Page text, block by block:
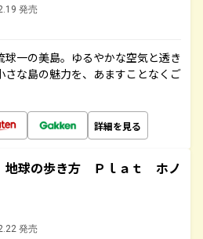
発売
一の美島。ゆるやかな空気と透き
さな島の魅力を、あますことなくご
詳細を見る
球の歩き方 Ｐｌａｔ ホノ
発売